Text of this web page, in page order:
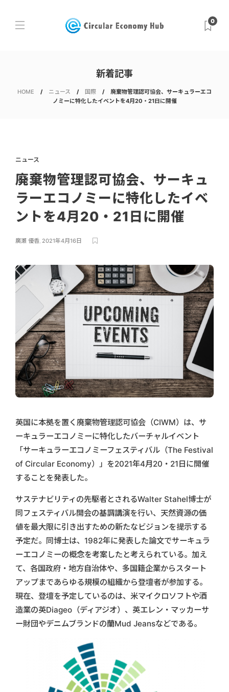
0
新着記事
HOME ニュース 国際
廃棄物管理認可協会、サーキュラーエコ
ノミーに特化したイベントを4月20・21日に開催
ニュース
廃棄物管理認可協会、サーキュ
ラーエコノミーに特化したイベ
ントを4月20・21日に開催
廣瀬 優香, 2021年4月16日
英国に本拠を置く廃棄物管理認可協会（CIWM）は、サ
ーキュラーエコノミーに特化したバーチャルイベント
「サーキュラーエコノミーフェスティバル（The Festival
of Circular Economy）」を2021年4月20・21日に開催
することを発表した。
サステナビリティの先駆者とされるWalter Stahel博士が
同フェスティバル開会の基調講演を行い、天然資源の価
値を最大限に引き出すための新たなビジョンを提示する
予定だ。同博士は、1982年に発表した論文でサーキュラ
ーエコノミーの概念を考案したと考えられている。加え
て、各国政府・地方自治体や、多国籍企業からスタート
アップまであらゆる規模の組織から登壇者が参加する。
現在、登壇を予定しているのは、米マイクロソフトや酒
造業の英Diageo（ディアジオ）、英エレン・マッカーサ
ー財団やデニムブランドの蘭Mud Jeansなどである。